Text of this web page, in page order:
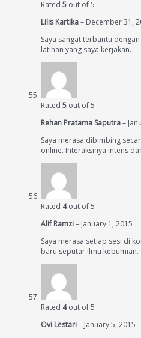
Rated 5 out of 5
Lilis Kartika– December 31,
Saya sangat terbantu
latihan yang saya kerjakan.
Rated 5 out of 5
Rehan Pratama Saputra–
Saya merasa dibimbing
online. Interaksinya intens
Rated 4out of 5
Alif Ramzi– January 1, 2015
Saya merasa setiap sesi di
baru seputar ilmu kebumian.
Rated 4out of 5
Ovi Lestari– January 5, 2015